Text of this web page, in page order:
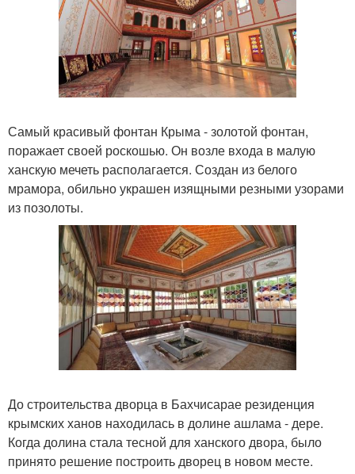
Самый красивый фонтан Крыма - золотой фонтан,
поражает своей роскошью. Он возле входа в малую
ханскую мечеть располагается. Создан из белого
мрамора, обильно украшен изящными резными узорами
из позолоты.
До строительства дворца в Бахчисарае резиденция
крымских ханов находилась в долине ашлама - дере.
Когда долина стала тесной для ханского двора, было
принято решение построить дворец в новом месте.